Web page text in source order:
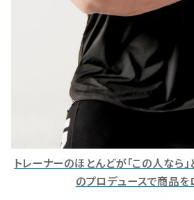
トレーナーのほとんどが「この人なら
のプロデュースで商品を